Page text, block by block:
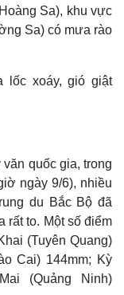
Sa), khu vực
Sa) có mưa rào
lốc xoáy, gió giật
quốc gia, trong
ngày 9/6), nhiều
du Bắc Bộ đã
rất to. Một số điểm
(Tuyên Quang)
Cai) 144mm; Kỳ
(Quảng Ninh)